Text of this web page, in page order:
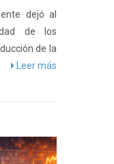
dejó al
de los
de la
Leer más